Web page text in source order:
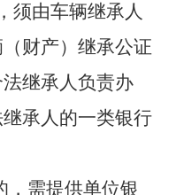
须由车辆继承人
财产）继承公证
继承人负责办
承人的一类银行
，需提供单位银